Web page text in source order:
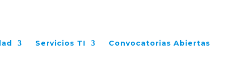
Servicios TI Convocatorias Abiertas